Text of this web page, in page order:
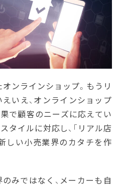
ンラインショップ。もうリ
いえ、オンラインショップ
で顧客のニーズに応えてい
タイルに対応し、「リアル店
しい小売業界のカタチを作
みではなく、メーカーも自